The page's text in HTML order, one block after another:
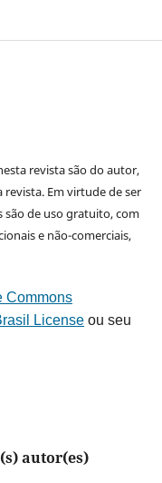
revista são do autor,
Em virtude de ser
são de uso gratuito, com
e não-comerciais,
Commons
Licenseou seu
autor(es)